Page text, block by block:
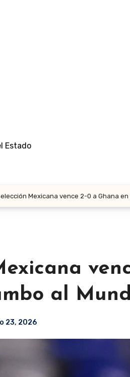
Estado
Mexicana vence 2-0 a Ghana
al
23, 2026